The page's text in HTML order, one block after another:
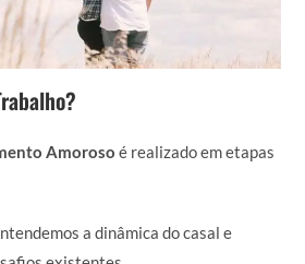
Amoroso é realizado em etapas
a dinâmica do casal e